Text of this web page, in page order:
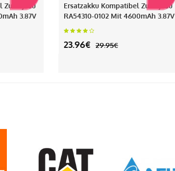
Zu Fujitsu
3.87V
Ersatzakku Kompatibel Zu Fujitsu
RA54310-0102 Mit 4600mAh 3.87V
23.96€ 29.95€